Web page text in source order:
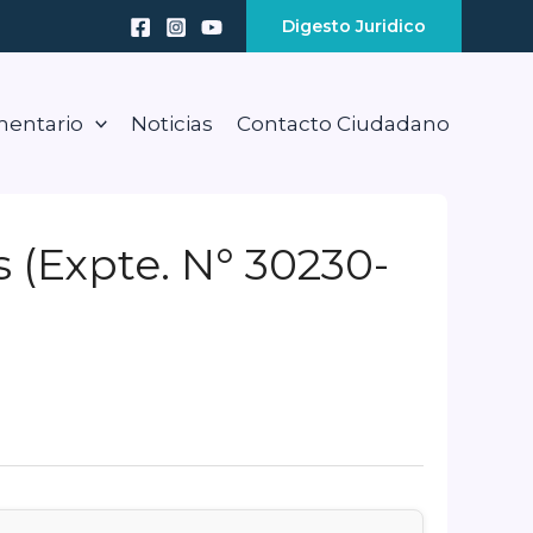
Digesto Juridico
Noticias Contacto Ciudadano
N° 30230-